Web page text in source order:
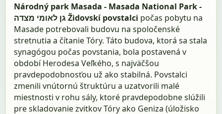
Národný park Masada - Masada National Park -
גן לאומי מצדהŽidovskí povstalci počas pobytu na
Masade potrebovali budovu na spoločenské
stretnutia a čítanie Tóry. Táto budova, ktorá sa stala
synagógou počas povstania, bola postavená v
období Herodesa Veľkého, s najväčšou
pravdepodobnosťou už ako stabilná. Povstalci
zmenili vnútornú štruktúru a uzatvorili malé
miestnosti v rohu sály, ktoré pravdepodobne slúžili
pre skladovanie zvitkov Tóry ako Geniza (úložisko